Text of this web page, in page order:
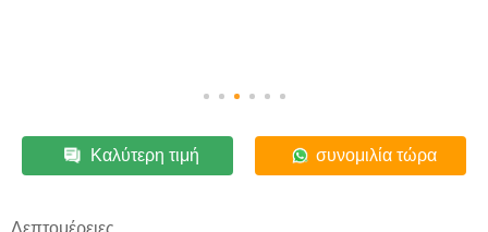
Καλύτερη τιμή συνομιλία τώρα
Λεπτομέρειες